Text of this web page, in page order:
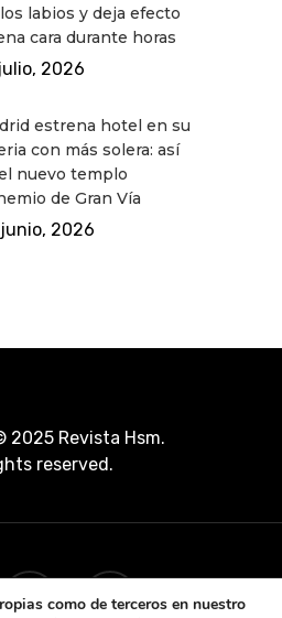
labios y deja efecto
cara durante horas
2026
estrena hotel en su
con más solera: así
nuevo templo
de Gran Vía
2026
2025 Revista Hsm.
reserved.
como de terceros en nuestro